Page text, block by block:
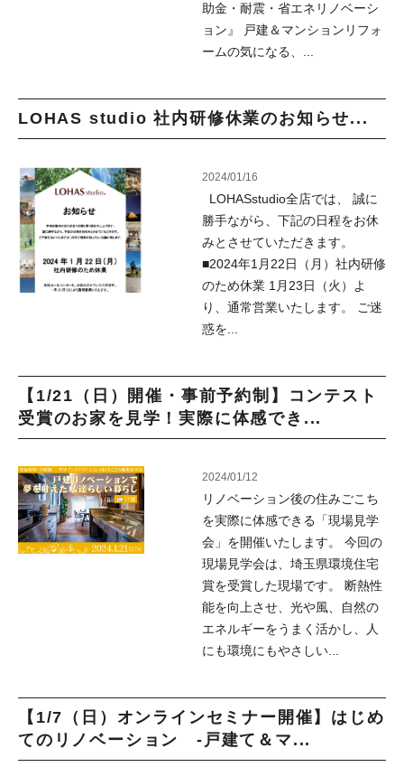
助金・耐震・省エネリノベーシ
ョン』 戸建＆マンションリフォ
ームの気になる、...
LOHAS studio 社内研修休業のお知らせ...
2024/01/16
LOHASstudio全店では、 誠に
勝手ながら、下記の日程をお休
みとさせていただきます。
■2024年1月22日（月）社内研修
のため休業 1月23日（火）よ
り、通常営業いたします。 ご迷
惑を...
【1/21（日）開催・事前予約制】コンテスト
受賞のお家を見学！実際に体感でき...
2024/01/12
リノベーション後の住みごこち
を実際に体感できる「現場見学
会」を開催いたします。 今回の
現場見学会は、埼玉県環境住宅
賞を受賞した現場です。 断熱性
能を向上させ、光や風、自然の
エネルギーをうまく活かし、人
にも環境にもやさしい...
【1/7（日）オンラインセミナー開催】はじめ
てのリノベーション -戸建て＆マ...